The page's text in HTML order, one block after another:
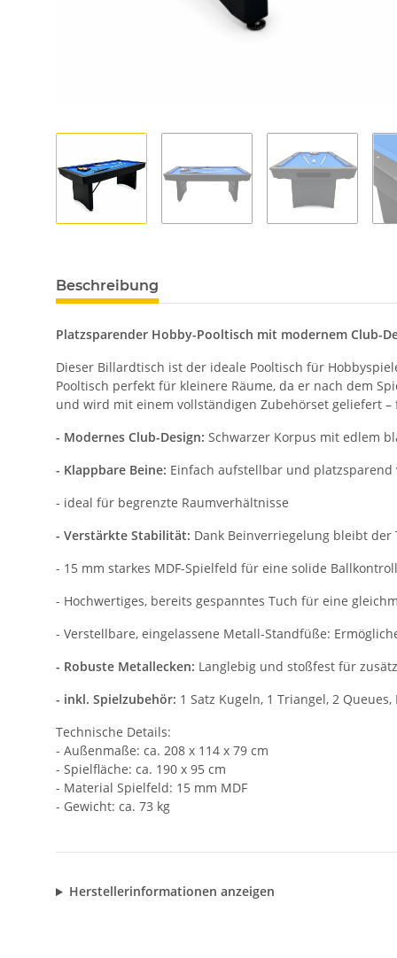
Beschreibung
Platzsparender Hobby-Pooltisch mit modernem Club-
Dieser Billardtisch ist der ideale Pooltisch für
Pooltisch perfekt für kleinere Räume, da er nach dem
und wird mit einem vollständigen Zubehörset geliefert
- Modernes Club-Design: Schwarzer Korpus mit edlem
- Klappbare Beine: Einfach aufstellbar und platzsparend
- ideal für begrenzte Raumverhältnisse
- Verstärkte Stabilität: Dank Beinverriegelung bleibt
- 15 mm starkes MDF-Spielfeld für eine solide
- Hochwertiges, bereits gespanntes Tuch für eine
- Verstellbare, eingelassene Metall-Standfüße:
- Robuste Metallecken: Langlebig und stoßfest für
- inkl. Spielzubehör: 1 Satz Kugeln, 1 Triangel, 2
Technische Details:
- Außenmaße: ca. 208 x 114 x 79 cm
- Spielfläche: ca. 190 x 95 cm
- Material Spielfeld: 15 mm MDF
- Gewicht: ca. 73 kg
Herstellerinformationen anzeigen